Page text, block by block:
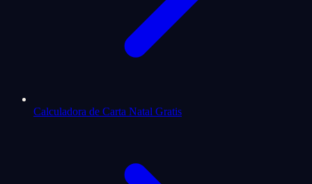
Calculadora de Carta Natal Gratis